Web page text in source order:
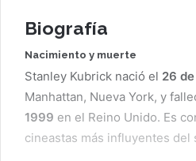
Biografía
Nacimiento y muerte
Stanley Kubrick nació el 26
Manhattan, Nueva York, y
1999 en el Reino Unido. Es
cineastas más influyentes del